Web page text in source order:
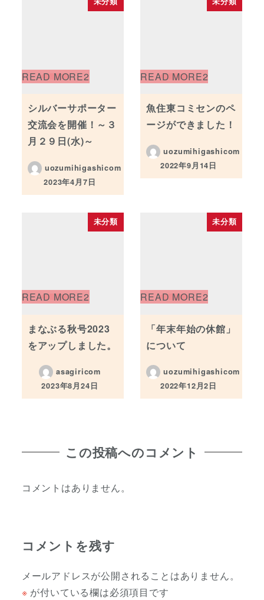
シルバーサポーター
交流会を開催！～３
月２９日(水)～
uozumihigashicom
投稿日
2023年4月7日
魚住東コミセンのペ
ージができました！
uozumihigashicom
投稿日
2022年9月14日
未分類
まなぶる秋号2023
をアップしました。
asagiricom
投稿日
2023年8月24日
未分類
「年末年始の休館」
について
uozumihigashicom
投稿日
2022年12月2日
この投稿へのコメント
コメントはありません。
コメントを残す
メールアドレスが公開されることはありません。
※ が付いている欄は必須項目です